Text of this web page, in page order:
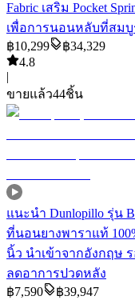
Fabric เสริม Pocket
เพื่อการนอนหลับที่สม
฿10,299 ฿34,329
4.8
|
ขายแล้ว44ชิ้น
แนะนำ Dunlopillo รุ่น
ที่นอนยางพาราแท้
นิ้ว นำเข้าจากอังกฤษ
ลดอาการปวดหลัง
฿7,590 ฿39,947